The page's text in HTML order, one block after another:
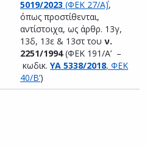
5019/2023 (ΦΕΚ 27/Α΄),
όπως προστίθενται,
αντίστοιχα, ως άρθρ. 13γ,
13δ, 13ε & 13στ του ν.
2251/1994(ΦΕΚ 191/Α’ –
κωδικ. ΥΑ 5338/2018, ΦΕΚ
40/Β’)